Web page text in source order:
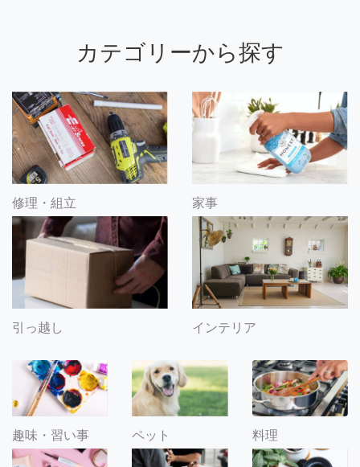
カテゴリーから探す
修理・組立 家事
引っ越し インテリア
趣味・習い事 ペット 料理